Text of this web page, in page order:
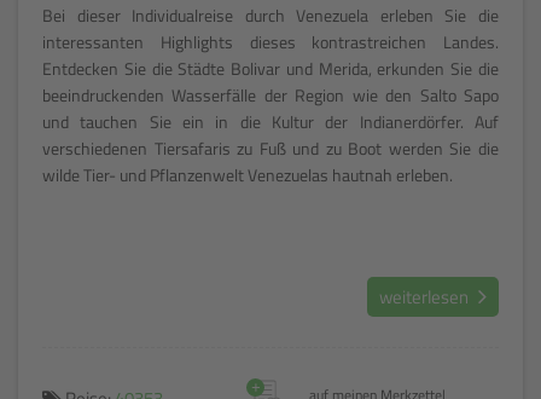
Bei dieser Individualreise durch Venezuela erleben Sie die
interessanten Highlights dieses kontrastreichen Landes.
Entdecken Sie die Städte Bolivar und Merida, erkunden Sie die
beeindruckenden Wasserfälle der Region wie den Salto Sapo
und tauchen Sie ein in die Kultur der Indianerdörfer. Auf
verschiedenen Tiersafaris zu Fuß und zu Boot werden Sie die
wilde Tier- und Pflanzenwelt Venezuelas hautnah erleben.
weiterlesen
auf meinen Merkzettel
+